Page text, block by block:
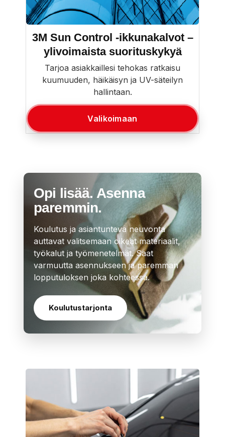
3M Sun Control -ikkunakalvot –
ylivoimaista suorituskykyä
Tarjoa asiakkaillesi tehokas ratkaisu
kuumuuden, häikäisyn ja UV-säteilyn
hallintaan.
Valikoimaan
Opi lisää. Asenna
paremmin.
Koulutus ja asiantunteva neuvonta
auttavat valitsemaan oikeat materiaalit,
työkalut ja työmenetelmät. Saat
varmuutta asennukseen ja paremman
lopputuloksen joka kohteessa.
Koulutustarjonta